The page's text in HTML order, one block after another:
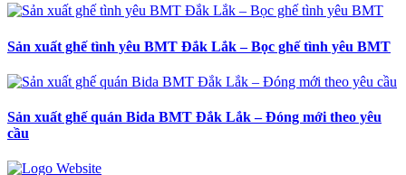
Sản xuất ghế tình yêu BMT Đắk Lắk – Bọc ghế tình yêu BMT
Sản xuất ghế quán Bida BMT Đắk Lắk – Đóng mới theo yêu
cầu